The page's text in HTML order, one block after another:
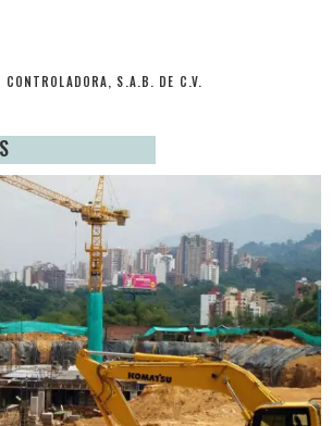
CONTROLADORA, S.A.B. DE C.V.